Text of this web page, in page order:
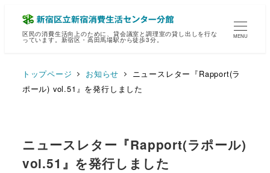
区民の消費生活向上のために、貸会議室と調理室の貸し出しを行な
っています。新宿区・高田馬場駅から徒歩3分。 MENU
トップページ お知らせ
ニュースレター『Rapport(ラ
ポール) vol.51』を発行しました
ニュースレター『Rapport(ラポール)
vol.51』を発行しました